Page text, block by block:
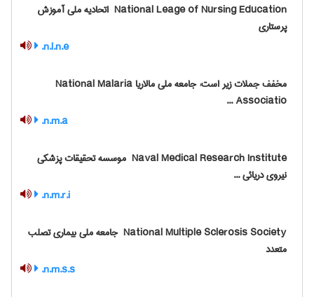
‎ National Leage of Nursing Education اتحادیه ملی آموزش
پرستاری
n.l.n.e.
مخفف جملات زیر است: جامعه ملی مالاریا ‎National Malaria
Associatio ...
n.m.a.
‎ Naval Medical Research Institute موسسه تحقیقات پزشکی
نیروی دریائی ...
n.m.r.i.
‎ National Multiple Sclerosis Society جامعه ملی بیماری تصلب
متعدد
n.m.s.s.